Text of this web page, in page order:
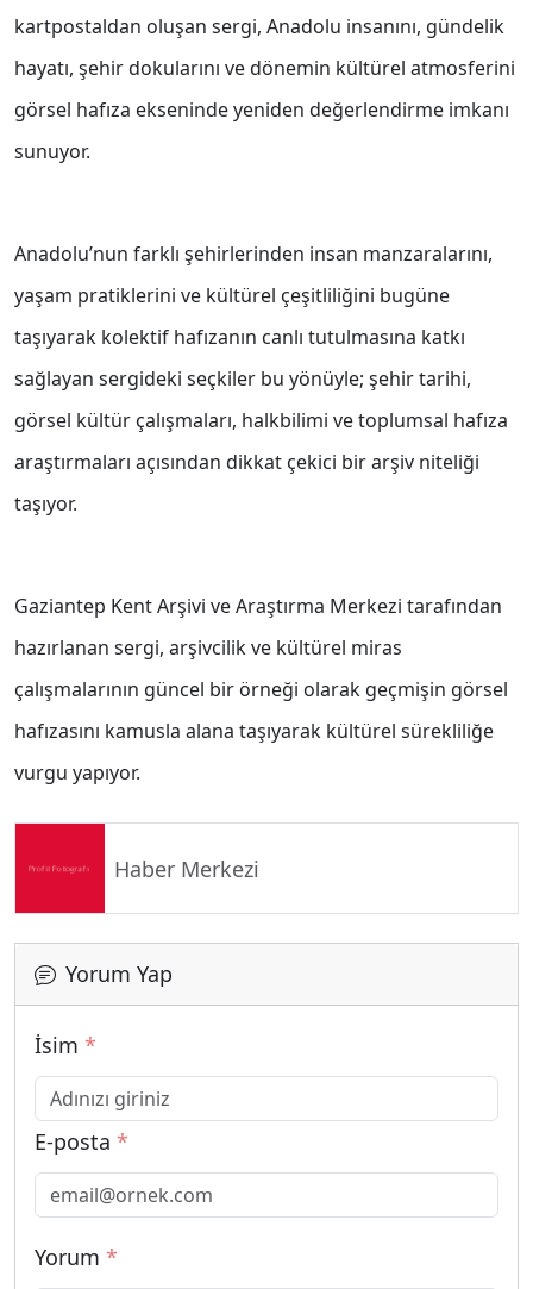
kartpostaldan oluşan sergi, Anadolu insanını, gündelik
hayatı, şehir dokularını ve dönemin kültürel atmosferini
görsel hafıza ekseninde yeniden değerlendirme imkanı
sunuyor.
Anadolu’nun farklı şehirlerinden insan manzaralarını,
yaşam pratiklerini ve kültürel çeşitliliğini bugüne
taşıyarak kolektif hafızanın canlı tutulmasına katkı
sağlayan sergideki seçkiler bu yönüyle; şehir tarihi,
görsel kültür çalışmaları, halkbilimi ve toplumsal hafıza
araştırmaları açısından dikkat çekici bir arşiv niteliği
taşıyor.
Gaziantep Kent Arşivi ve Araştırma Merkezi tarafından
hazırlanan sergi, arşivcilik ve kültürel miras
çalışmalarının güncel bir örneği olarak geçmişin görsel
hafızasını kamusla alana taşıyarak kültürel sürekliliğe
vurgu yapıyor.
Haber Merkezi
Yorum Yap
İsim *
E-posta *
Yorum *